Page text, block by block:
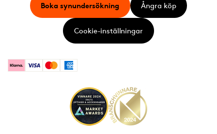
KlarnaVisa MastercardAmerican Express
Boka synundersökning Ångra köp
Cookie-inställningar